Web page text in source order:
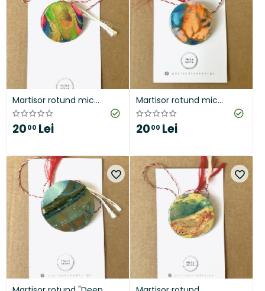
Martisor rotund mic
"Hypno"
2000 Lei
Martisor rotund mic
"Volcano"
2000 Lei